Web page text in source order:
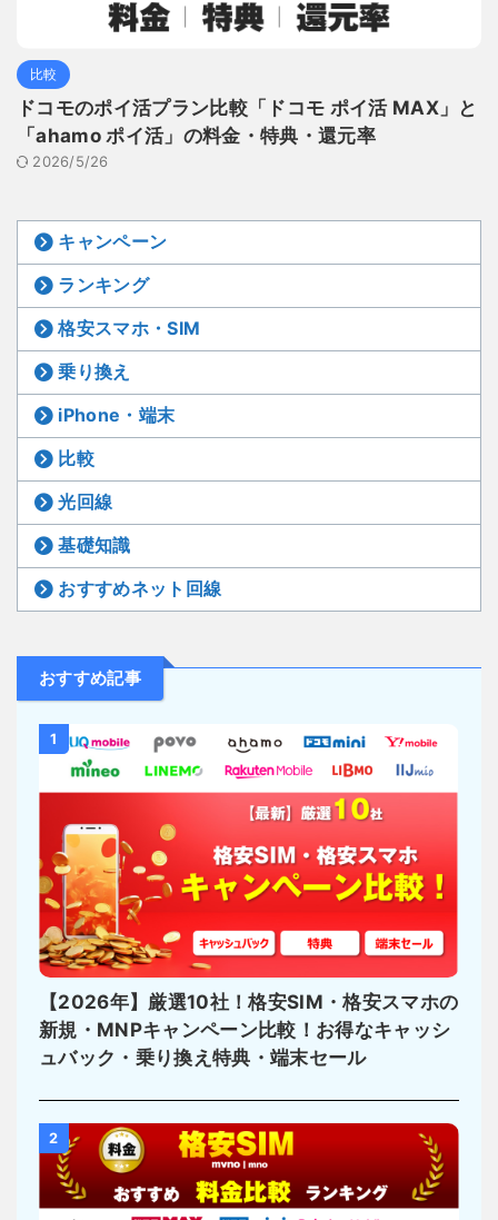
比較
ドコモのポイ活プラン比較「ドコモ ポイ活 MAX」と
「ahamo ポイ活」の料金・特典・還元率
2026/5/26
キャンペーン
ランキング
格安スマホ・SIM
乗り換え
iPhone・端末
比較
光回線
基礎知識
おすすめネット回線
おすすめ記事
1
【2026年】厳選10社！格安SIM・格安スマホの
新規・MNPキャンペーン比較！お得なキャッシ
ュバック・乗り換え特典・端末セール
2